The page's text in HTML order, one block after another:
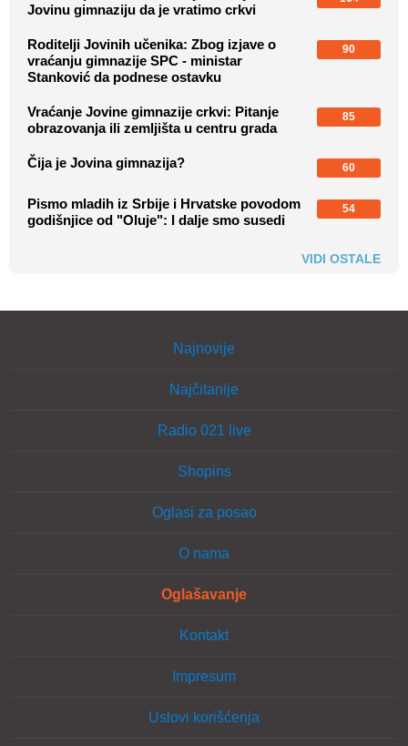
Jovinu gimnaziju da je vratimo crkvi
Roditelji Jovinih učenika: Zbog izjave o
vraćanju gimnazije SPC - ministar
Stanković da podnese ostavku
90
Vraćanje Jovine gimnazije crkvi: Pitanje
obrazovanja ili zemljišta u centru grada
85
Čija je Jovina gimnazija? 60
Pismo mladih iz Srbije i Hrvatske povodom
godišnjice od "Oluje": I dalje smo susedi
54
VIDI OSTALE
Najnovije
Najčitanije
Radio 021 live
Shopins
Oglasi za posao
O nama
Oglašavanje
Kontakt
Impresum
Uslovi korišćenja